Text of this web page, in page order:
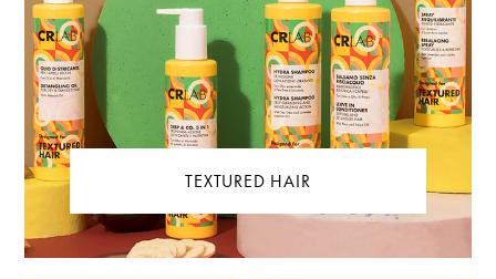
TEXTURED HAIR